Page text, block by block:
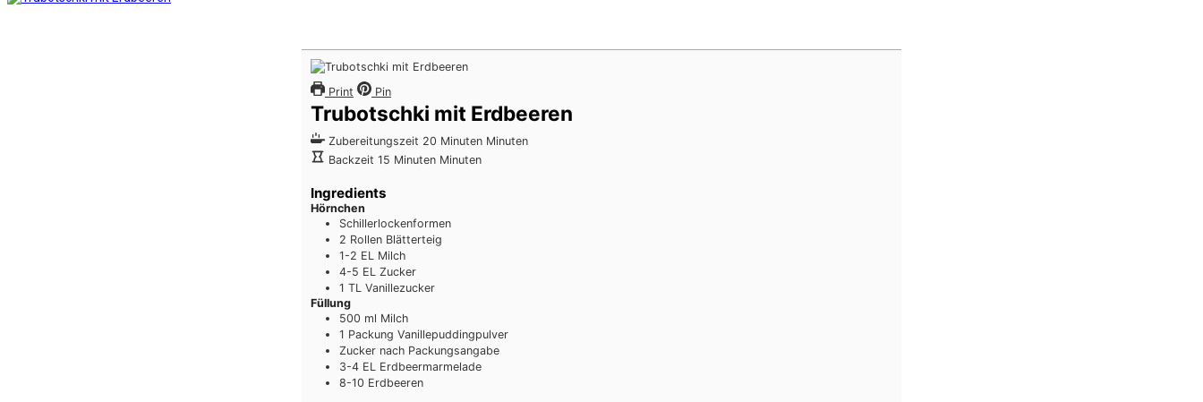
Print Pin
Trubotschki mit Erdbeeren
Zubereitungszeit 20 Minuten Minuten
Backzeit 15 Minuten Minuten
Ingredients
Hörnchen
Schillerlockenformen
2 Rollen Blätterteig
1-2 EL Milch
4-5 EL Zucker
1 TL Vanillezucker
Füllung
500 ml Milch
1 Packung Vanillepuddingpulver
Zucker nach Packungsangabe
3-4 EL Erdbeermarmelade
8-10 Erdbeeren